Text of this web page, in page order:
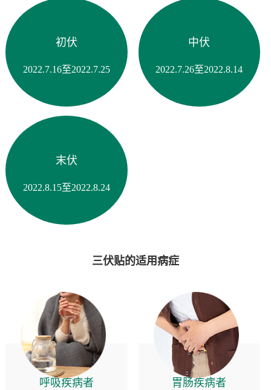
初伏
2022.7.16至2022.7.25
中伏
2022.7.26至2022.8.14
末伏
2022.8.15至2022.8.24
三伏贴的适用病症
呼吸疾病者 胃肠疾病者